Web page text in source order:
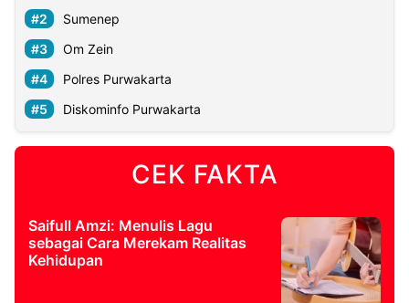
Sumenep
Om Zein
Polres Purwakarta
Diskominfo Purwakarta
CEK FAKTA
Saifull Amzi: Menulis Lagu
sebagai Cara Merekam Realitas
Kehidupan